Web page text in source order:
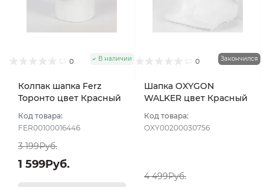
0 В наличии
Колпак шапка Ferz
Торонто цвет Красный
Код товара:
FER00100016446
3 199Руб.
1 599Руб.
0 Закончился
Шапка OXYGON
WALKER цвет Красный
Код товара:
OXY00200030756
4 499Руб.